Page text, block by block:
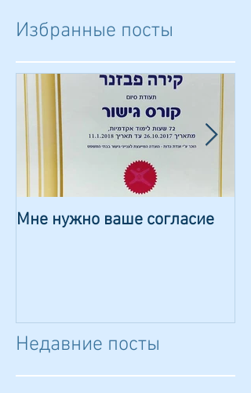
Избранные посты
Мне нужно ваше согласие
Недавние посты